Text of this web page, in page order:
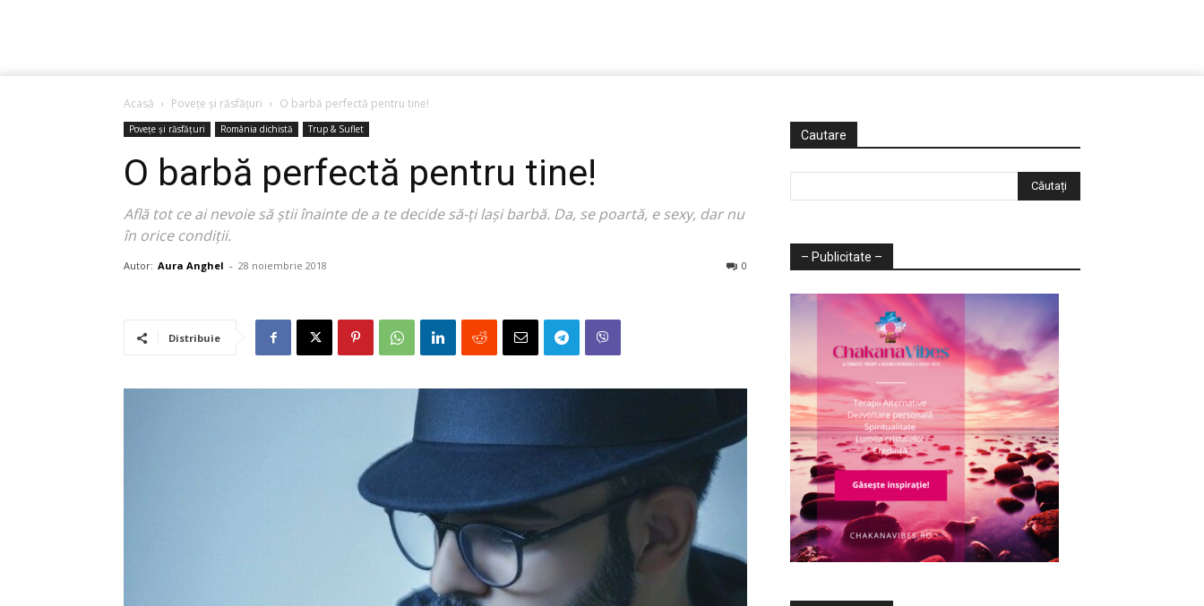
Acasă Povețe și răsfățuri O barbă perfectă pentru tine!
Povețe și răsfățuri România dichistă Trup & Suflet
O barbă perfectă pentru tine!
Află tot ce ai nevoie să știi înainte de a te decide să-ți lași barbă. Da, se poartă, e sexy, dar nu
în orice condiții.
Autor: Aura Anghel - 28 noiembrie 2018 0
Distribuie
Cautare
– Publicitate –